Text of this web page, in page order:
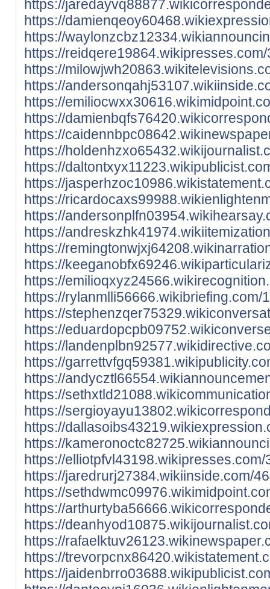
https://
https://
https://
https://
https://
https://
https://
https://
https://
https://
https://
https://
https://
https://
https://
https://
https://
https://
https://
https://
https://
https://
https://
https://
https://
https://
https://
https://
https://
https://jaredrurj27384.wikiinside.com/
https://
https://
https://
https://
https://
https://